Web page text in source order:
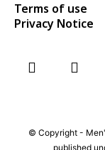
Terms of use
Privacy Notice
© Copyright -
published